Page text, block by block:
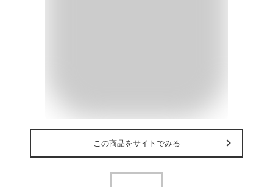
この商品をサイトでみる